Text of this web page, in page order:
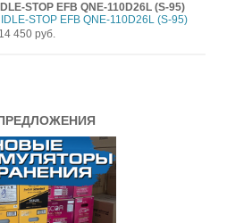
STOP EFB QNE-110D26L (S-95)
14 450 руб.